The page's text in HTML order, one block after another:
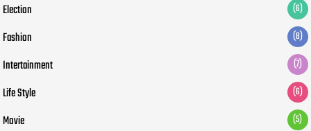
Election (6)
Fashion (8)
Intertainment (7)
Life Style (6)
Movie (5)